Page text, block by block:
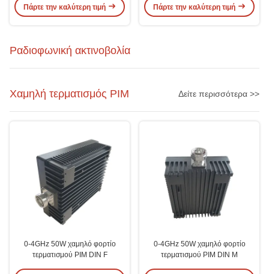
Πάρτε την καλύτερη τιμή
Πάρτε την καλύτερη τιμή
Ραδιοφωνική ακτινοβολία
Χαμηλή τερματισμός PIM Δείτε περισσότερα >>
0-4GHz 50W χαμηλό φορτίο
τερματισμού PIM DIN F
0-4GHz 50W χαμηλό φορτίο
τερματισμού PIM DIN M